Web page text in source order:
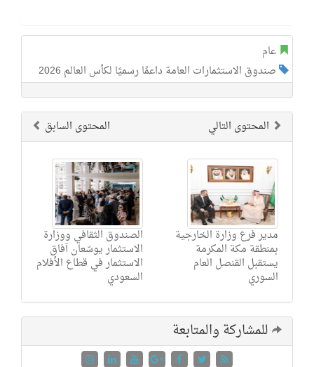
عام
صندوق الاستثمارات العامة داعمًا رسميًا لكأس العالم 2026
المحتوى السابق المحتوى التالي
الصندوق الثقافي ووزارة
الاستثمار يوسّعان آفاق
الاستثمار في قطاع الأفلام
السعودي
مدير فرع وزارة الخارجية
بمنطقة مكة المكرمة
يستقبل القنصل العام
السوري
للمشاركة والمتابعة